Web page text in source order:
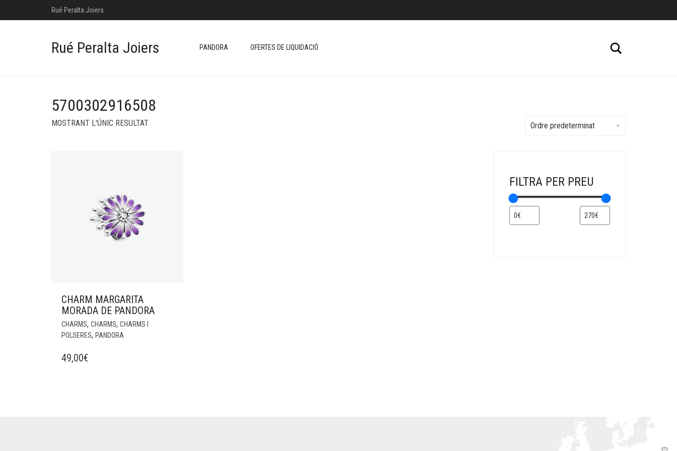
Rué Peralta Joiers
Rué Peralta Joiers PANDORA OFERTES DE LIQUIDACIÓ
5700302916508
MOSTRANT L'ÚNIC RESULTAT Ordre predeterminat
CHARM MARGARITA
MORADA DE PANDORA
CHARMS, CHARMS, CHARMS I
POLSERES, PANDORA
49,00€
FILTRA PER PREU